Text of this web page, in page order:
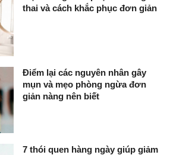
thai và cách khắc phục đơn giản
Điểm lại các nguyên nhân gây
mụn và mẹo phòng ngừa đơn
giản nàng nên biết
7 thói quen hàng ngày giúp giảm